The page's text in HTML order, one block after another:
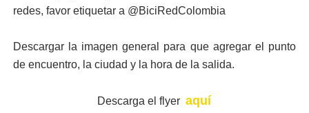
redes, favor etiquetar a @BiciRedColombia
Descargar la imagen general para que agregar el punto
de encuentro, la ciudad y la hora de la salida.
Descarga el flyeraquí